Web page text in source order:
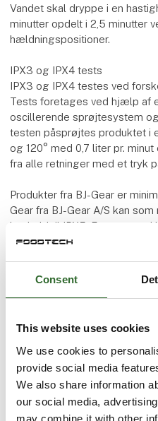
Consent
This website uses cookies
We use cookies to
provide social media
We also share information
our social media,
may combine it with other
Vandet skal dryppe i en
minutter opdelt i 2,5 minutter
hældningspositioner.
IPX3 og IPX4 tests
IPX3 og IPX4 testes ved
Tests foretages ved hjælp af
oscillerende sprøjtesystem
testen påsprøjtes produktet i
og 120° med 0,7 liter pr.
fra alle retninger med et tryk
Produkter fra BJ-Gear er
Gear fra BJ-Gear A/S kan
henhold til IPX5. For at teste i
påsprøjtes vandstråler fra
fra alle retninger i minimum 3
Ved test for IPX7 og IPX8
IPX7-testen foretages ved,
nederste punkt af produktet
Øverste punkt skal dog
vandoverfladen. Produktet
30 minutter. For at opnå